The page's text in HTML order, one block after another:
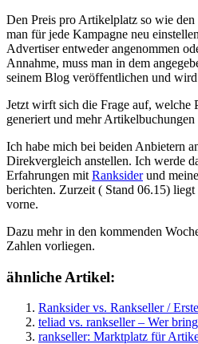
Den Preis pro Artikelplatz so wie
man für jede Kampagne neu
Advertiser entweder angenommen
Annahme, muss man in dem
seinem Blog veröffentlichen und
Jetzt wirft sich die Frage auf, welche
generiert und mehr
Ich habe mich bei beiden Anbietern
Direkvergleich anstellen. Ich werde
Erfahrungen mit Ranksiderund
berichten. Zurzeit ( Stand 06.15)
vorne.
Dazu mehr in den kommenden
Zahlen vorliegen.
ähnliche Artikel:
Ranksider vs. Rankseller /
teliad vs. rankseller – Wer
rankseller: Marktplatz für